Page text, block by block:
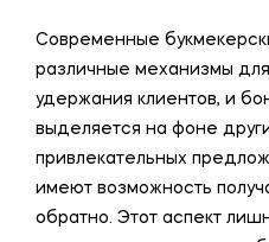
Современные
различные механизмы
удержания клиентов, и
выделяется на фоне
привлекательных
имеют возможность
обратно. Этот аспект